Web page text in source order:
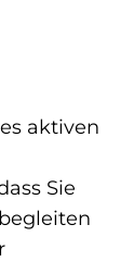
aktiven
Sie